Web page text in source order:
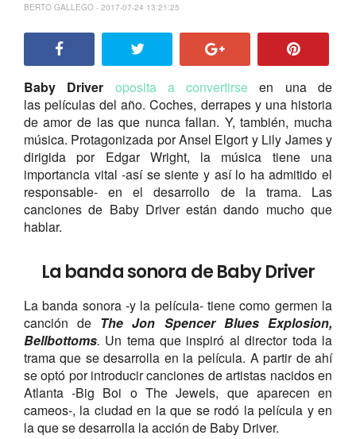
BERTO GALLEGO - 2017-07-24 13:21:25
Baby Driver oposita a convertirse en una de
las películas del año. Coches, derrapes y una historia
de amor de las que nunca fallan. Y, también, mucha
música. Protagonizada por Ansel Elgort y Lily James y
dirigida por Edgar Wright, la música tiene una
importancia vital -así se siente y así lo ha admitido el
responsable- en el desarrollo de la trama. Las
canciones de Baby Driver están dando mucho que
hablar.
La banda sonora de Baby Driver
La banda sonora -y la película- tiene como germen la
canción de The Jon Spencer Blues Explosion,
Bellbottoms. Un tema que inspiró al director toda la
trama que se desarrolla en la película. A partir de ahí
se optó por introducir canciones de artistas nacidos en
Atlanta -Big Boi o The Jewels, que aparecen en
cameos-, la ciudad en la que se rodó la película y en
la que se desarrolla la acción de Baby Driver.